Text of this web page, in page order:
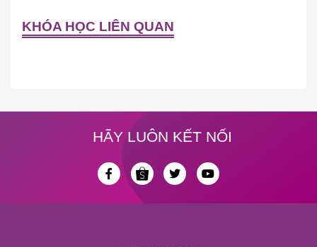
KHÓA HỌC LIÊN QUAN
HÃY LUÔN KẾT NỐI